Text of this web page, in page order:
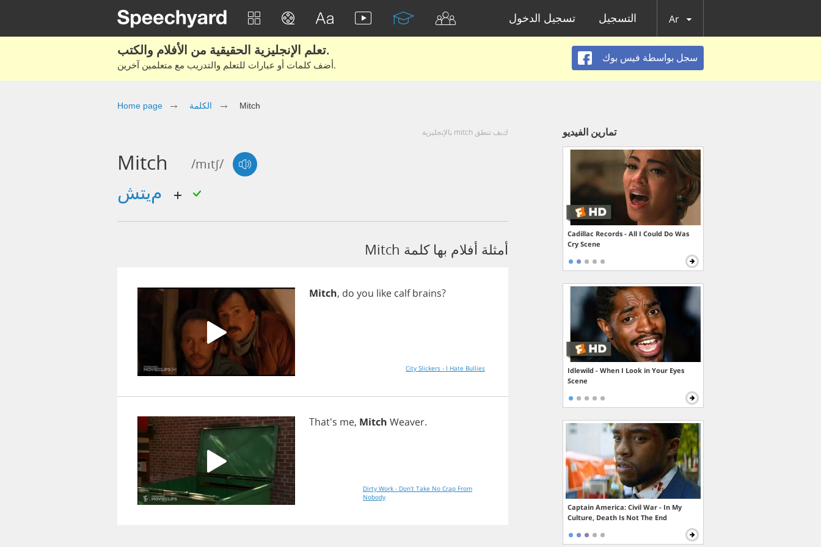
تسجيل الدخول التسجيل Ar
تعلم الإنجليزية الحقيقية من الأفلام والكتب.
أضف كلمات أو عبارات للتعلم والتدريب مع متعلمين آخرين.
سجل بواسطة فيس بوك
Home page الكلمة Mitch
كيف تنطق mitch بالإنجليزية
Mitch /mɪtʃ/
أمثلة أفلام بها كلمة Mitch
Mitch, do you like calf brains?
City Slickers - I Hate Bullies
That's me, Mitch Weaver.
Dirty Work - Don't Take No Crap From
Nobody
تمارين الفيديو
Cadillac Records - All I Could Do Was
Cry Scene
Idlewild - When I Look in Your Eyes
Scene
Captain America: Civil War - In My
Culture, Death Is Not The End